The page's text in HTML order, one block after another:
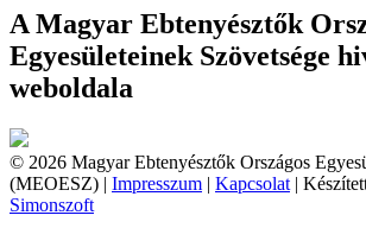
A Magyar Ebtenyésztők
Egyesületeinek Szövetsége
weboldala
© 2026 Magyar Ebtenyésztők Országos
(MEOESZ) | Impresszum | Kapcsolat |
Simonszoft